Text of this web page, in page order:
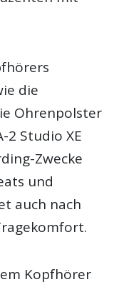
die
Ohrenpolster
2 Studio XE
Zwecke
und
auch nach
Kopfhörer